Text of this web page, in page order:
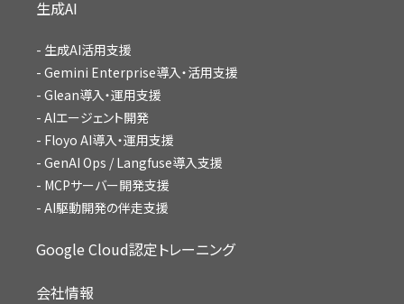
生成AI
生成AI活用支援
Gemini Enterprise導入・活用支援
Glean導入・運用支援
AIエージェント開発
Floyo AI導入・運用支援
GenAI Ops / Langfuse導入支援
MCPサーバー開発支援
AI駆動開発の伴走支援
Google Cloud認定トレーニング
会社情報